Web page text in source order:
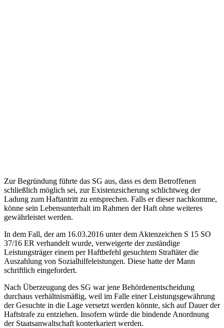
Zur Begründung führte das SG aus, dass es dem Betroffenen
schließlich möglich sei, zur Existenzsicherung schlichtweg der
Ladung zum Haftantritt zu entsprechen. Falls er dieser nachkomme,
könne sein Lebensunterhalt im Rahmen der Haft ohne weiteres
gewährleistet werden.
In dem Fall, der am 16.03.2016 unter dem Aktenzeichen S 15 SO
37/16 ER verhandelt wurde, verweigerte der zuständige
Leistungsträger einem per Haftbefehl gesuchtem Straftäter die
Auszahlung von Sozialhilfeleistungen. Diese hatte der Mann
schriftlich eingefordert.
Nach Überzeugung des SG war jene Behördenentscheidung
durchaus verhältnismäßig, weil im Falle einer Leistungsgewährung
der Gesuchte in die Lage versetzt werden könnte, sich auf Dauer der
Haftstrafe zu entziehen. Insofern würde die bindende Anordnung
der Staatsanwaltschaft konterkariert werden.